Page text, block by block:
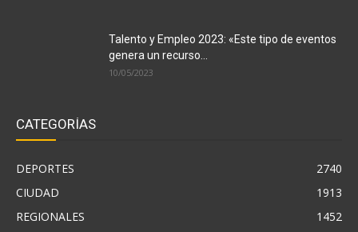
Talento y Empleo 2023: «Este tipo de eventos
genera un recurso...
10/05/2023
CATEGORÍAS
DEPORTES
2740
CIUDAD
1913
REGIONALES
1452